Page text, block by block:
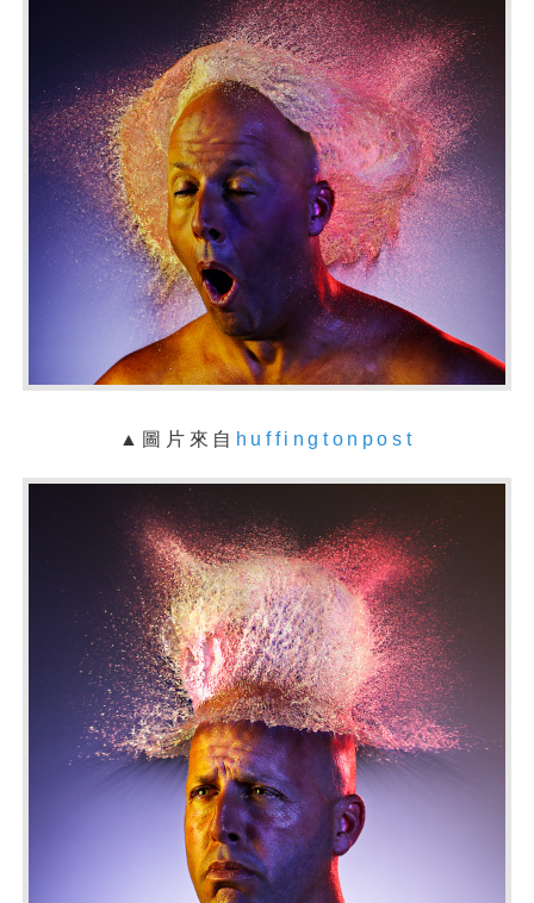
▲圖片來自 huffingtonpost